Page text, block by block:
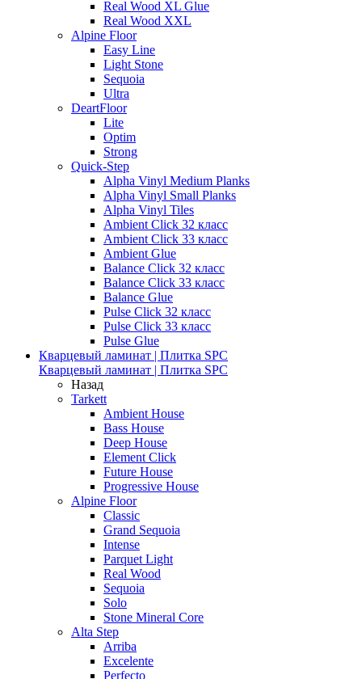
Real Wood XL Glue
Real Wood XXL
Alpine Floor
Easy Line
Light Stone
Sequoia
Ultra
DeartFloor
Lite
Optim
Strong
Quick-Step
Alpha Vinyl Medium Planks
Alpha Vinyl Small Planks
Alpha Vinyl Tiles
Ambient Click 32 класс
Ambient Click 33 класс
Ambient Glue
Balance Click 32 класс
Balance Click 33 класс
Balance Glue
Pulse Click 32 класс
Pulse Click 33 класс
Pulse Glue
Кварцевый ламинат | Плитка SPC
Кварцевый ламинат | Плитка SPC
Назад
Tarkett
Ambient House
Bass House
Deep House
Element Click
Future House
Progressive House
Alpine Floor
Classic
Grand Sequoia
Intense
Parquet Light
Real Wood
Sequoia
Solo
Stone Mineral Core
Alta Step
Arriba
Excelente
Perfecto